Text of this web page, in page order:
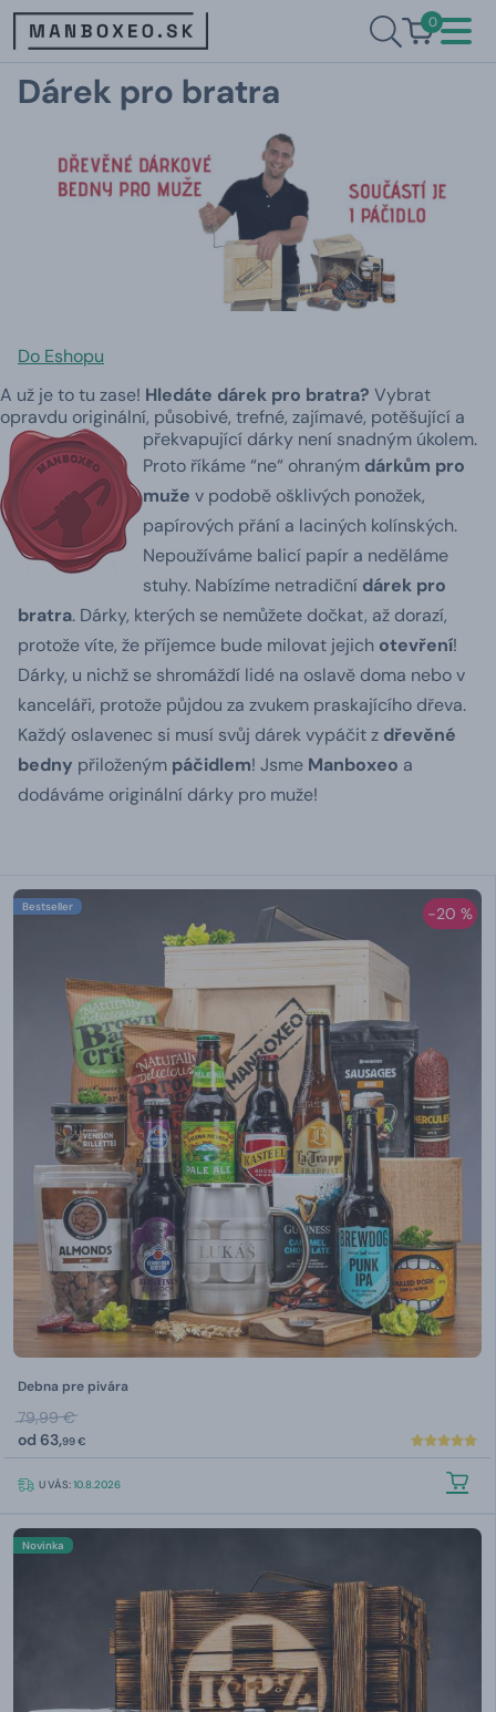
0
Dárek pro bratra
Do Eshopu
A už je to tu zase! Hledáte dárek pro bratra? Vybrat
opravdu originální, působivé, trefné, zajímavé, potěšující a
překvapující dárky není snadným úkolem.
Proto říkáme “ne“ ohraným dárkům pro
muže v podobě ošklivých ponožek,
papírových přání a laciných kolínských.
Nepoužíváme balicí papír a neděláme
stuhy. Nabízíme netradiční dárek pro
bratra. Dárky, kterých se nemůžete dočkat, až dorazí,
protože víte, že příjemce bude milovat jejich otevření!
Dárky, u nichž se shromáždí lidé na oslavě doma nebo v
kanceláři, protože půjdou za zvukem praskajícího dřeva.
Každý oslavenec si musí svůj dárek vypáčit z dřevěné
bedny přiloženým páčidlem! Jsme Manboxeo a
dodáváme originální dárky pro muže!
-20 %
Bestseller
Debna pre pivára
79,99 €
od 63,99 €
U VÁS:10.8.2026
Novinka